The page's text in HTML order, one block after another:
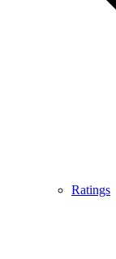
Ratings